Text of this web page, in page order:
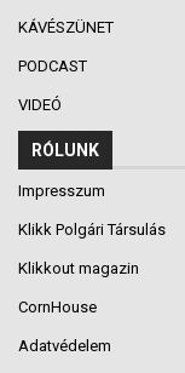
KÁVÉSZÜNET
PODCAST
VIDEÓ
RÓLUNK
Impresszum
Klikk Polgári Társulás
Klikkout magazin
CornHouse
Adatvédelem